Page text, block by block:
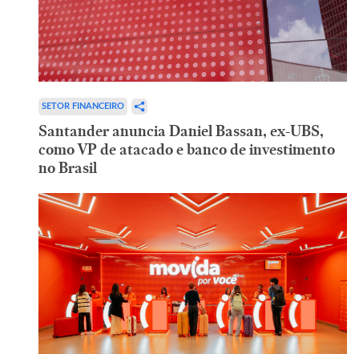
SETOR FINANCEIRO
Santander anuncia Daniel Bassan, ex-UBS,
como VP de atacado e banco de investimento
no Brasil